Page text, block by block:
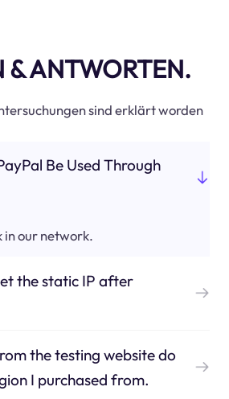
& ANTWORTEN.
sind erklärt worden
Be Used Through
in our network.
the static IP after
the testing website do
I purchased from.